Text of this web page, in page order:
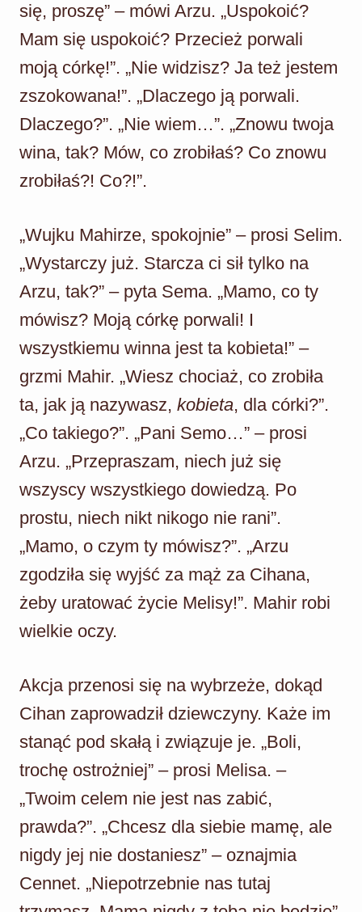
się, proszę” – mówi Arzu. „Uspokoić?
Mam się uspokoić? Przecież porwali
moją córkę!”. „Nie widzisz? Ja też jestem
zszokowana!”. „Dlaczego ją porwali.
Dlaczego?”. „Nie wiem…”. „Znowu twoja
wina, tak? Mów, co zrobiłaś? Co znowu
zrobiłaś?! Co?!”.
„Wujku Mahirze, spokojnie” – prosi Selim.
„Wystarczy już. Starcza ci sił tylko na
Arzu, tak?” – pyta Sema. „Mamo, co ty
mówisz? Moją córkę porwali! I
wszystkiemu winna jest ta kobieta!” –
grzmi Mahir. „Wiesz chociaż, co zrobiła
ta, jak ją nazywasz, kobieta, dla córki?”.
„Co takiego?”. „Pani Semo…” – prosi
Arzu. „Przepraszam, niech już się
wszyscy wszystkiego dowiedzą. Po
prostu, niech nikt nikogo nie rani”.
„Mamo, o czym ty mówisz?”. „Arzu
zgodziła się wyjść za mąż za Cihana,
żeby uratować życie Melisy!”. Mahir robi
wielkie oczy.
Akcja przenosi się na wybrzeże, dokąd
Cihan zaprowadził dziewczyny. Każe im
stanąć pod skałą i związuje je. „Boli,
trochę ostrożniej” – prosi Melisa. –
„Twoim celem nie jest nas zabić,
prawda?”. „Chcesz dla siebie mamę, ale
nigdy jej nie dostaniesz” – oznajmia
Cennet. „Niepotrzebnie nas tutaj